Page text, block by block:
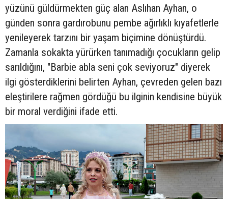
yüzünü güldürmekten güç alan Aslıhan Ayhan, o
günden sonra gardırobunu pembe ağırlıklı kıyafetlerle
yenileyerek tarzını bir yaşam biçimine dönüştürdü.
Zamanla sokakta yürürken tanımadığı çocukların gelip
sarıldığını, "Barbie abla seni çok seviyoruz" diyerek
ilgi gösterdiklerini belirten Ayhan, çevreden gelen bazı
eleştirilere rağmen gördüğü bu ilginin kendisine büyük
bir moral verdiğini ifade etti.